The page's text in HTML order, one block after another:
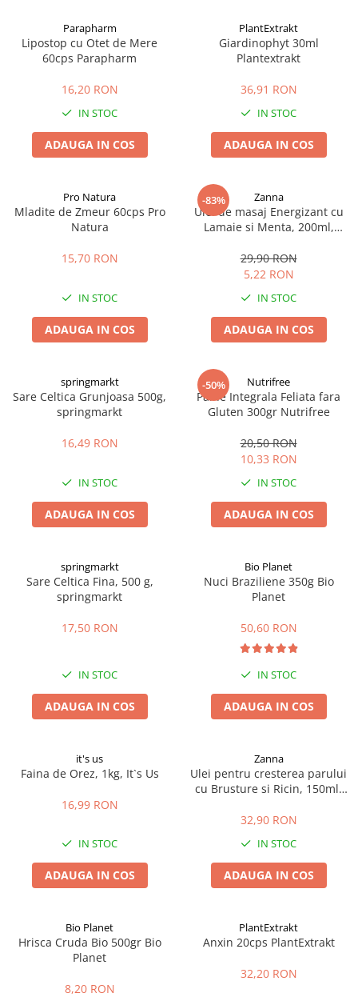
Sanatatea ochilor
Hepato-biliare
Glanda tiroida
Probleme renale
Prostata, urologie
Sistemul osos
Produse naturiste
Antiinflamator
Antitumorale
Articulatii sanatoase
Cardiovasculare
Imunitate
Memorie
Produse sanatate sexuala
Produse pentru Ea
Produse pentru sportivi
Suplimente fitness
Batoane proteice
Pentru antrenament
Mama si copilul
Sarcina si alaptare
Indulcitori
Miere
Bomboane
Gume de mestecat
Siropuri, gemuri
Ciocolata
Miere Manuka
Mancare sanatoasa
Leguminoase
Uleiuri alimentare
Ulei CBD
Produse instant
Atelierul de cafea si ceaiuri
Ceaiuri simple
Ceaiuri medicinale compuse
Ceaiuri Maté
Cafea verde
Alte produse din Cocos
Geluri de dus naturale
Vopsele
Produse de uz casnic
Produse pentru bucatarie
Produse igienizare
Deodorante
Igiena orala
Protectie antivirala
Sare de baie
Detergenti Bio
Parapharm
Lipostop cu Otet de Mere
60cps Parapharm
16,20 RON
IN STOC
ADAUGA IN COS
PlantExtrakt
Giardinophyt 30ml
Plantextrakt
36,91 RON
IN STOC
ADAUGA IN COS
Pro Natura
Mladite de Zmeur 60cps Pro
Natura
15,70 RON
IN STOC
ADAUGA IN COS
-83% Zanna
Ulei de masaj Energizant cu
Lamaie si Menta, 200ml,
29,90 RON
5,22 RON
IN STOC
ADAUGA IN COS
springmarkt
Sare Celtica Grunjoasa 500g,
springmarkt
16,49 RON
IN STOC
ADAUGA IN COS
-50% Nutrifree
Paine Integrala Feliata fara
Gluten 300gr Nutrifree
20,50 RON
10,33 RON
IN STOC
ADAUGA IN COS
springmarkt
Sare Celtica Fina, 500 g,
springmarkt
17,50 RON
IN STOC
ADAUGA IN COS
Bio Planet
Nuci Braziliene 350g Bio
Planet
50,60 RON
IN STOC
ADAUGA IN COS
it's us
Faina de Orez, 1kg, It`s Us
16,99 RON
IN STOC
ADAUGA IN COS
Zanna
Ulei pentru cresterea parului
cu Brusture si Ricin, 150ml,
32,90 RON
IN STOC
ADAUGA IN COS
Bio Planet
Hrisca Cruda Bio 500gr Bio
Planet
8,20 RON
PlantExtrakt
Anxin 20cps PlantExtrakt
32,20 RON